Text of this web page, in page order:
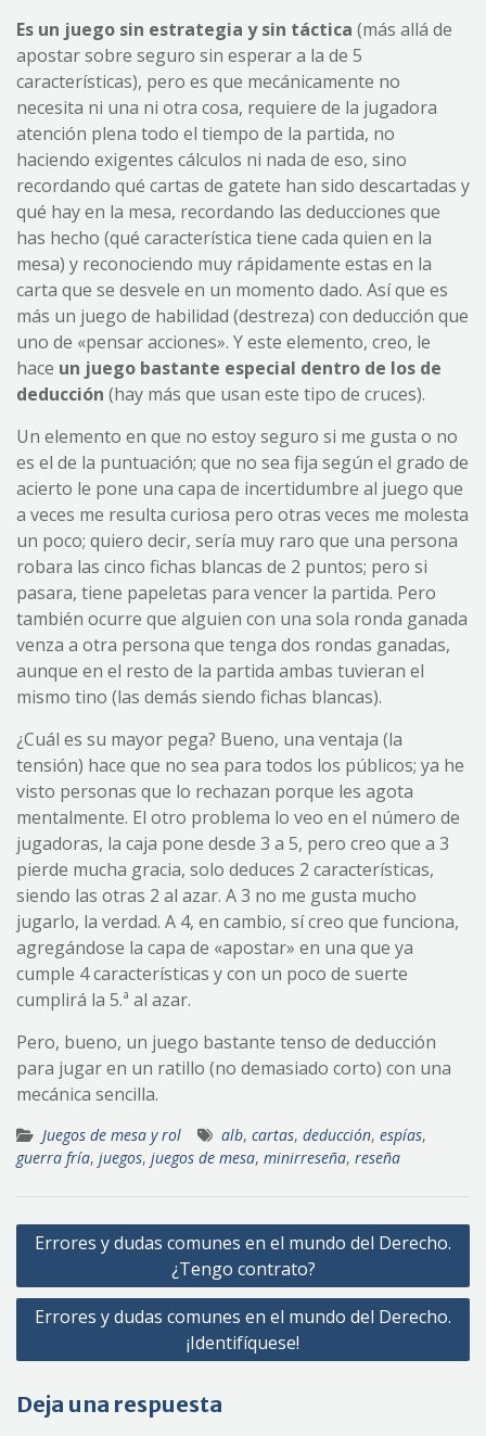
Es un juego sin estrategia y sin táctica (más allá de
apostar sobre seguro sin esperar a la de 5
características), pero es que mecánicamente no
necesita ni una ni otra cosa, requiere de la jugadora
atención plena todo el tiempo de la partida, no
haciendo exigentes cálculos ni nada de eso, sino
recordando qué cartas de gatete han sido descartadas y
qué hay en la mesa, recordando las deducciones que
has hecho (qué característica tiene cada quien en la
mesa) y reconociendo muy rápidamente estas en la
carta que se desvele en un momento dado. Así que es
más un juego de habilidad (destreza) con deducción que
uno de «pensar acciones». Y este elemento, creo, le
hace un juego bastante especial dentro de los de
deducción (hay más que usan este tipo de cruces).
Un elemento en que no estoy seguro si me gusta o no
es el de la puntuación; que no sea fija según el grado de
acierto le pone una capa de incertidumbre al juego que
a veces me resulta curiosa pero otras veces me molesta
un poco; quiero decir, sería muy raro que una persona
robara las cinco fichas blancas de 2 puntos; pero si
pasara, tiene papeletas para vencer la partida. Pero
también ocurre que alguien con una sola ronda ganada
venza a otra persona que tenga dos rondas ganadas,
aunque en el resto de la partida ambas tuvieran el
mismo tino (las demás siendo fichas blancas).
¿Cuál es su mayor pega? Bueno, una ventaja (la
tensión) hace que no sea para todos los públicos; ya he
visto personas que lo rechazan porque les agota
mentalmente. El otro problema lo veo en el número de
jugadoras, la caja pone desde 3 a 5, pero creo que a 3
pierde mucha gracia, solo deduces 2 características,
siendo las otras 2 al azar. A 3 no me gusta mucho
jugarlo, la verdad. A 4, en cambio, sí creo que funciona,
agregándose la capa de «apostar» en una que ya
cumple 4 características y con un poco de suerte
cumplirá la 5.ª al azar.
Pero, bueno, un juego bastante tenso de deducción
para jugar en un ratillo (no demasiado corto) con una
mecánica sencilla.
Juegos de mesa y rol alb, cartas, deducción, espías,
guerra fría, juegos, juegos de mesa, minirreseña, reseña
Navegación
entradas
Errores y dudas comunes en el mundo del Derecho.
¿Tengo contrato?
Errores y dudas comunes en el mundo del Derecho.
¡Identifíquese!
Deja una respuesta